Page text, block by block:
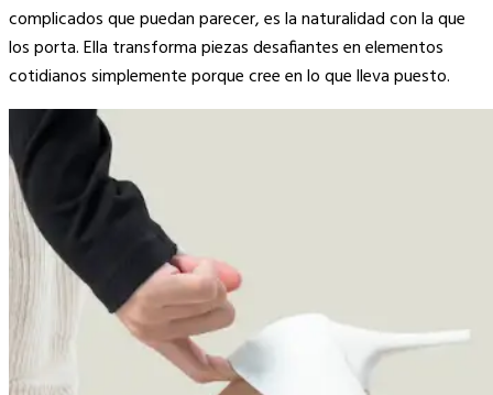
complicados que puedan parecer, es la naturalidad con la que
los porta. Ella transforma piezas desafiantes en elementos
cotidianos simplemente porque cree en lo que lleva puesto.